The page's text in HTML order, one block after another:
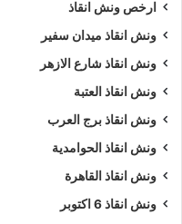
ارخص ونش انقاذ
ونش انقاذ ميدان سفير
ونش انقاذ شارع الازهر
ونش انقاذ العتبة
ونش انقاذ برج العرب
ونش انقاذ الحوامدية
ونش انقاذ القاهرة
ونش انقاذ 6 اكتوبر